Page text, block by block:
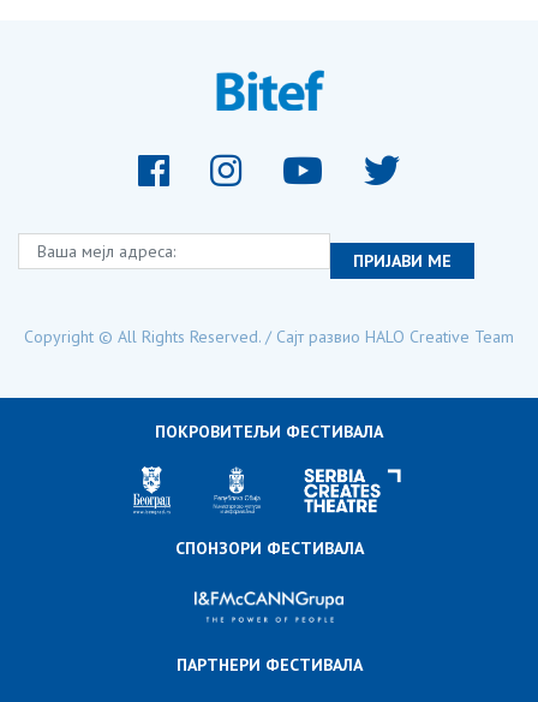
Ваша мејл адреса:
ПРИЈАВИ МЕ
Copyright © All Rights Reserved. / Сајт развио HALO Creative Team
ПОКРОВИТЕЉИ ФЕСТИВАЛА
СПОНЗОРИ ФЕСТИВАЛА
ПАРТНЕРИ ФЕСТИВАЛА